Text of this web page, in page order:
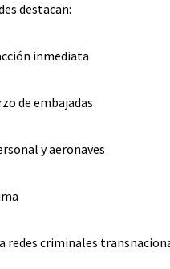
destacan:
inmediata
de embajadas
y aeronaves
redes criminales